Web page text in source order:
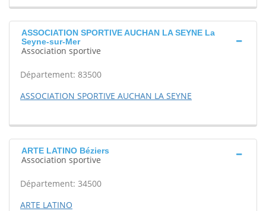
ASSOCIATION SPORTIVE AUCHAN LA SEYNE La
Seyne-sur-Mer
Association sportive
Département: 83500
ASSOCIATION SPORTIVE AUCHAN LA SEYNE
ARTE LATINO Béziers
Association sportive
Département: 34500
ARTE LATINO